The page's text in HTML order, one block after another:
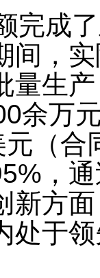
成
间，
量生
余万
（合
，
新方
处于